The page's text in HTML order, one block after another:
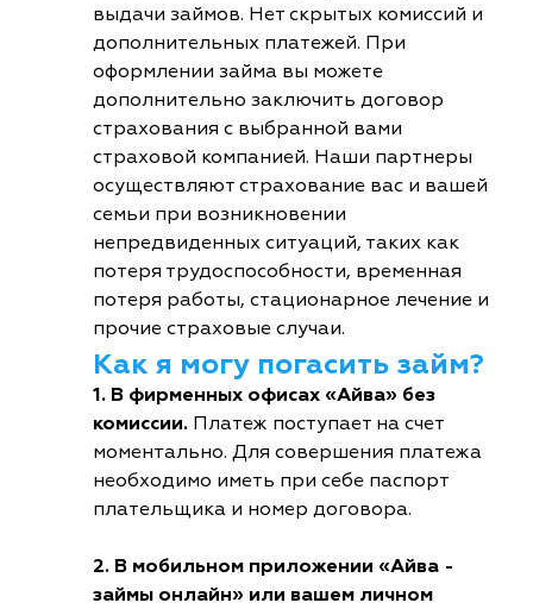
выдачи займов. Нет скрытых комиссий и
дополнительных платежей. При
оформлении займа вы можете
дополнительно заключить договор
страхования с выбранной вами
страховой компанией. Наши партнеры
осуществляют страхование вас и вашей
семьи при возникновении
непредвиденных ситуаций, таких как
потеря трудоспособности, временная
потеря работы, стационарное лечение и
прочие страховые случаи.
Как я могу погасить займ?
1. В фирменных офисах «Айва» без
комиссии. Платеж поступает на счет
моментально. Для совершения платежа
необходимо иметь при себе паспорт
плательщика и номер договора.
2. В мобильном приложении «Айва -
займы онлайн» или вашем личном